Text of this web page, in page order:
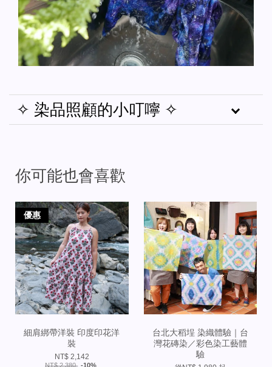
✧ 染品照顧的小叮嚀 ✧
你可能也會喜歡
優惠
細肩綁帶洋裝 印度印花洋
裝
NT$ 2,142
NT$ 2,380 -10%
台北大稻埕 染織體驗｜台
灣花磚染／彩色染工藝體
驗